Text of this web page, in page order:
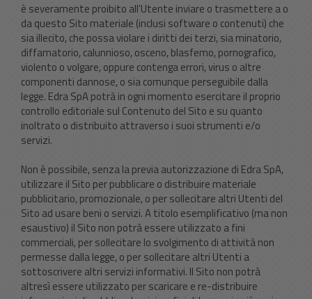
è severamente proibito all'Utente inviare o trasmettere a o
da questo Sito materiale (inclusi software o contenuti) che
sia illecito, che possa violare i diritti dei terzi, sia minatorio,
diffamatorio, calunnioso, osceno, blasfemo, pornografico,
violento o volgare, oppure contenga errori, virus o altre
componenti dannose, o sia comunque perseguibile dalla
legge. Edra SpA potrà in ogni momento esercitare il proprio
controllo editoriale sul Contenuto del Sito e su quanto
inoltrato o distribuito attraverso i suoi strumenti e/o
servizi.
Non è possibile, senza la previa autorizzazione di Edra SpA,
utilizzare il Sito per pubblicare o distribuire materiale
pubblicitario, promozionale, o per sollecitare altri Utenti del
Sito ad usare beni o servizi. A titolo esemplificativo (ma non
esaustivo) il Sito non potrà essere utilizzato a fini
commerciali, per sollecitare lo svolgimento di attività non
permesse dalla legge, o per sollecitare altri Utenti a
sottoscrivere altri servizi informativi. Il Sito non potrà
altresì essere utilizzato per scaricare e re-distribuire